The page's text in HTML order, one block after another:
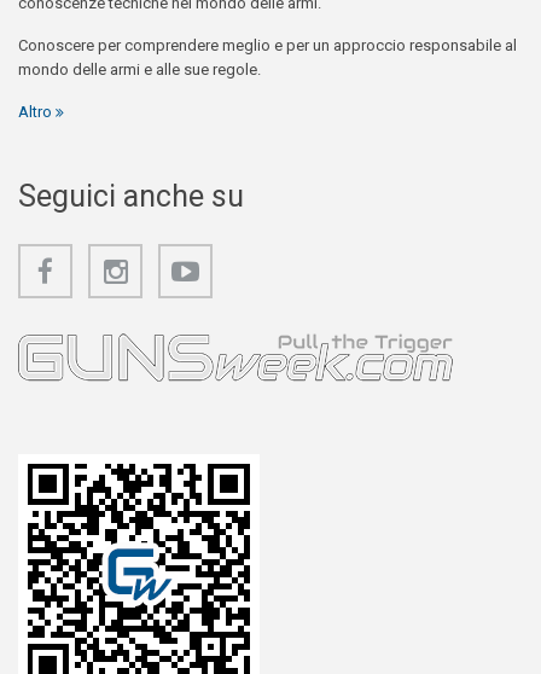
Conoscere per comprendere meglio e per un approccio responsabile al
mondo delle armi e alle sue regole.
Altro
Seguici anche su